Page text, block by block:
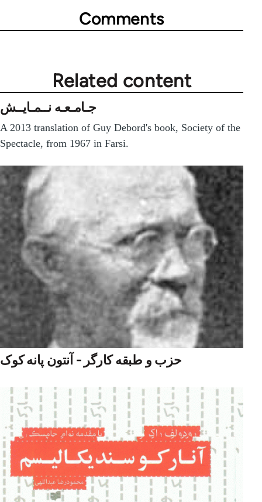
Comments
Related content
جـامـعـه نــمـايــش
A 2013 translation of Guy Debord's book, Society of the
Spectacle, from 1967 in Farsi.
حزب و طبقه کارگر - آنتون پانه کوک